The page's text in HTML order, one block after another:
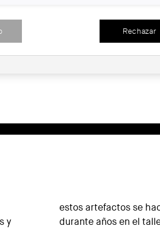
Culture Department
Contest Rules 2015
y
estos artefactos se
durante años en el
Rechazar